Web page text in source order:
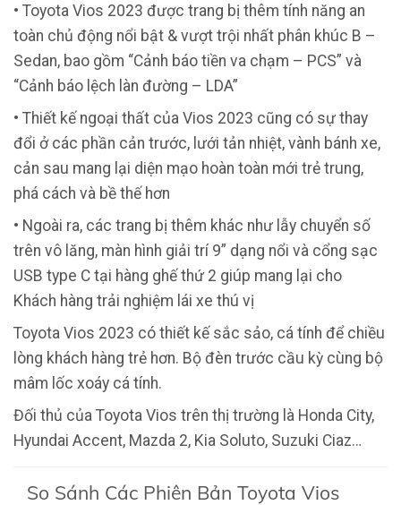
• Toyota Vios 2023 được trang bị thêm tính năng an
toàn chủ động nổi bật & vượt trội nhất phân khúc B –
Sedan, bao gồm “Cảnh báo tiền va chạm – PCS” và
“Cảnh báo lệch làn đường – LDA”
• Thiết kế ngoại thất của Vios 2023 cũng có sự thay
đổi ở các phần cản trước, lưới tản nhiệt, vành bánh xe,
cản sau mang lại diện mạo hoàn toàn mới trẻ trung,
phá cách và bề thế hơn
• Ngoài ra, các trang bị thêm khác như lẫy chuyển số
trên vô lăng, màn hình giải trí 9” dạng nổi và cổng sạc
USB type C tại hàng ghế thứ 2 giúp mang lại cho
Khách hàng trải nghiệm lái xe thú vị
Toyota Vios 2023 có thiết kế sắc sảo, cá tính để chiều
lòng khách hàng trẻ hơn. Bộ đèn trước cầu kỳ cùng bộ
mâm lốc xoáy cá tính.
Đối thủ của Toyota Vios trên thị trường là Honda City,
Hyundai Accent, Mazda 2, Kia Soluto, Suzuki Ciaz…
So Sánh Các Phiên Bản Toyota Vios